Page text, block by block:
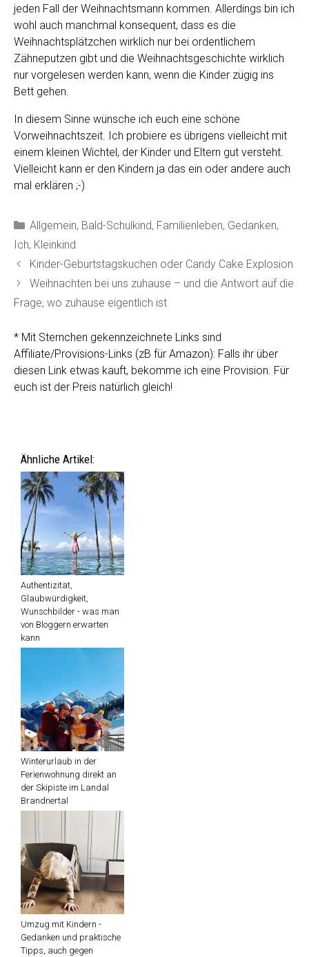
jeden Fall der Weihnachtsmann kommen. Allerdings bin ich
wohl auch manchmal konsequent, dass es die
Weihnachtsplätzchen wirklich nur bei ordentlichem
Zähneputzen gibt und die Weihnachtsgeschichte wirklich
nur vorgelesen werden kann, wenn die Kinder zügig ins
Bett gehen.
In diesem Sinne wünsche ich euch eine schöne
Vorweihnachtszeit. Ich probiere es übrigens vielleicht mit
einem kleinen Wichtel, der Kinder und Eltern gut versteht.
Vielleicht kann er den Kindern ja das ein oder andere auch
mal erklären ;-)
Kategorien
Allgemein, Bald-Schulkind, Familienleben, Gedanken,
Ich, Kleinkind
Kinder-Geburtstagskuchen oder Candy Cake Explosion
Weihnachten bei uns zuhause – und die Antwort auf die
Frage, wo zuhause eigentlich ist
* Mit Sternchen gekennzeichnete Links sind
Affiliate/Provisions-Links (zB für Amazon): Falls ihr über
diesen Link etwas kauft, bekomme ich eine Provision. Für
euch ist der Preis natürlich gleich!
Ähnliche Artikel:
Authentizität,
Glaubwürdigkeit,
Wunschbilder - was man
von Bloggern erwarten
kann
Winterurlaub in der
Ferienwohnung direkt an
der Skipiste im Landal
Brandnertal
Umzug mit Kindern -
Gedanken und praktische
Tipps, auch gegen